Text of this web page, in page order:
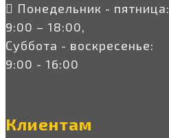
Понедельник - пятница:
9:00 – 18:00,
Суббота - воскресенье:
9:00 - 16:00
Клиентам